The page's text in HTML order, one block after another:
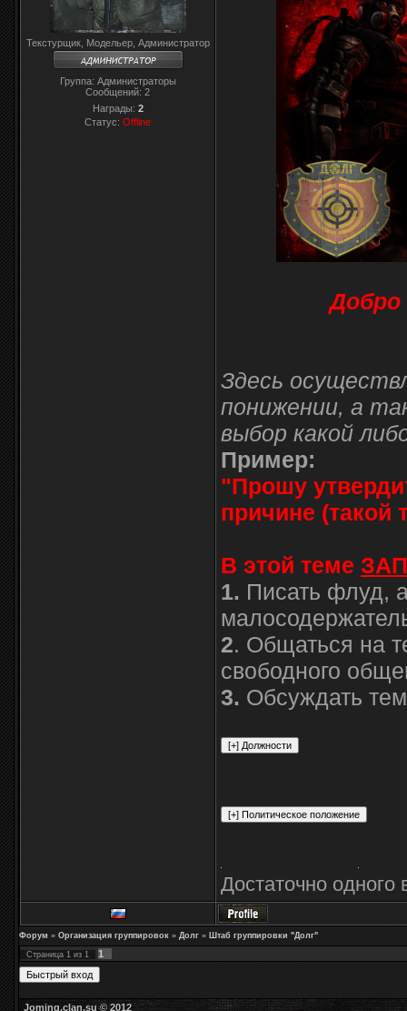
Текстурщик, Модельер, Администратор
Группа: Администраторы
Сообщений: 2
Награды: 2
Статус: Offline
Добро
Здесь
понижении, а
выбор какой
Пример:
"Прошу
причине (такой
В этой теме
1. Писать флуд,
2. Общаться на
свободного
3. Обсуждать
Достаточно одного
Форум » Организация группировок » Долг » Штаб группировки "Долг"
Страница 1 из 1 1
Joming.clan.su © 2012